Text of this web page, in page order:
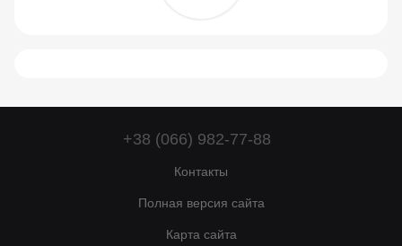
+38 (066) 982-77-88
Контакты
Полная версия сайта
Карта сайта